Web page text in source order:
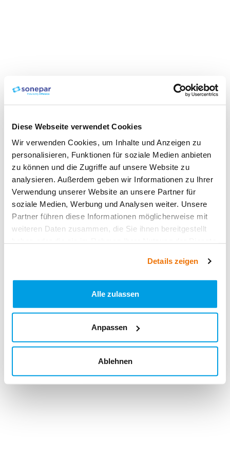
Diese Webseite verwendet Cookies
Wir verwenden Cookies, um Inhalte und Anzeigen zu
personalisieren, Funktionen für soziale Medien anbieten
zu können und die Zugriffe auf unsere Website zu
analysieren. Außerdem geben wir Informationen zu Ihrer
Verwendung unserer Website an unsere Partner für
soziale Medien, Werbung und Analysen weiter. Unsere
Partner führen diese Informationen möglicherweise mit
weiteren Daten zusammen, die Sie ihnen bereitgestellt
Details zeigen
Alle zulassen
Anpassen
Ablehnen